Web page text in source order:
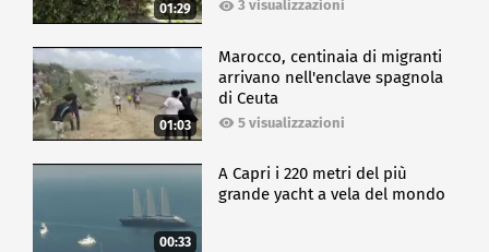
01:29 3 visualizzazioni
01:03
Marocco, centinaia di migranti
arrivano nell'enclave spagnola
di Ceuta
5 visualizzazioni
00:33
A Capri i 220 metri del più
grande yacht a vela del mondo